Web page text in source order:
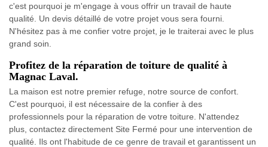
c'est pourquoi je m'engage à vous offrir un travail de haute
qualité. Un devis détaillé de votre projet vous sera fourni.
N'hésitez pas à me confier votre projet, je le traiterai avec le plus
grand soin.
Profitez de la réparation de toiture de qualité à
Magnac Laval.
La maison est notre premier refuge, notre source de confort.
C'est pourquoi, il est nécessaire de la confier à des
professionnels pour la réparation de votre toiture. N'attendez
plus, contactez directement Site Fermé pour une intervention de
qualité. Ils ont l'habitude de ce genre de travail et garantissent un